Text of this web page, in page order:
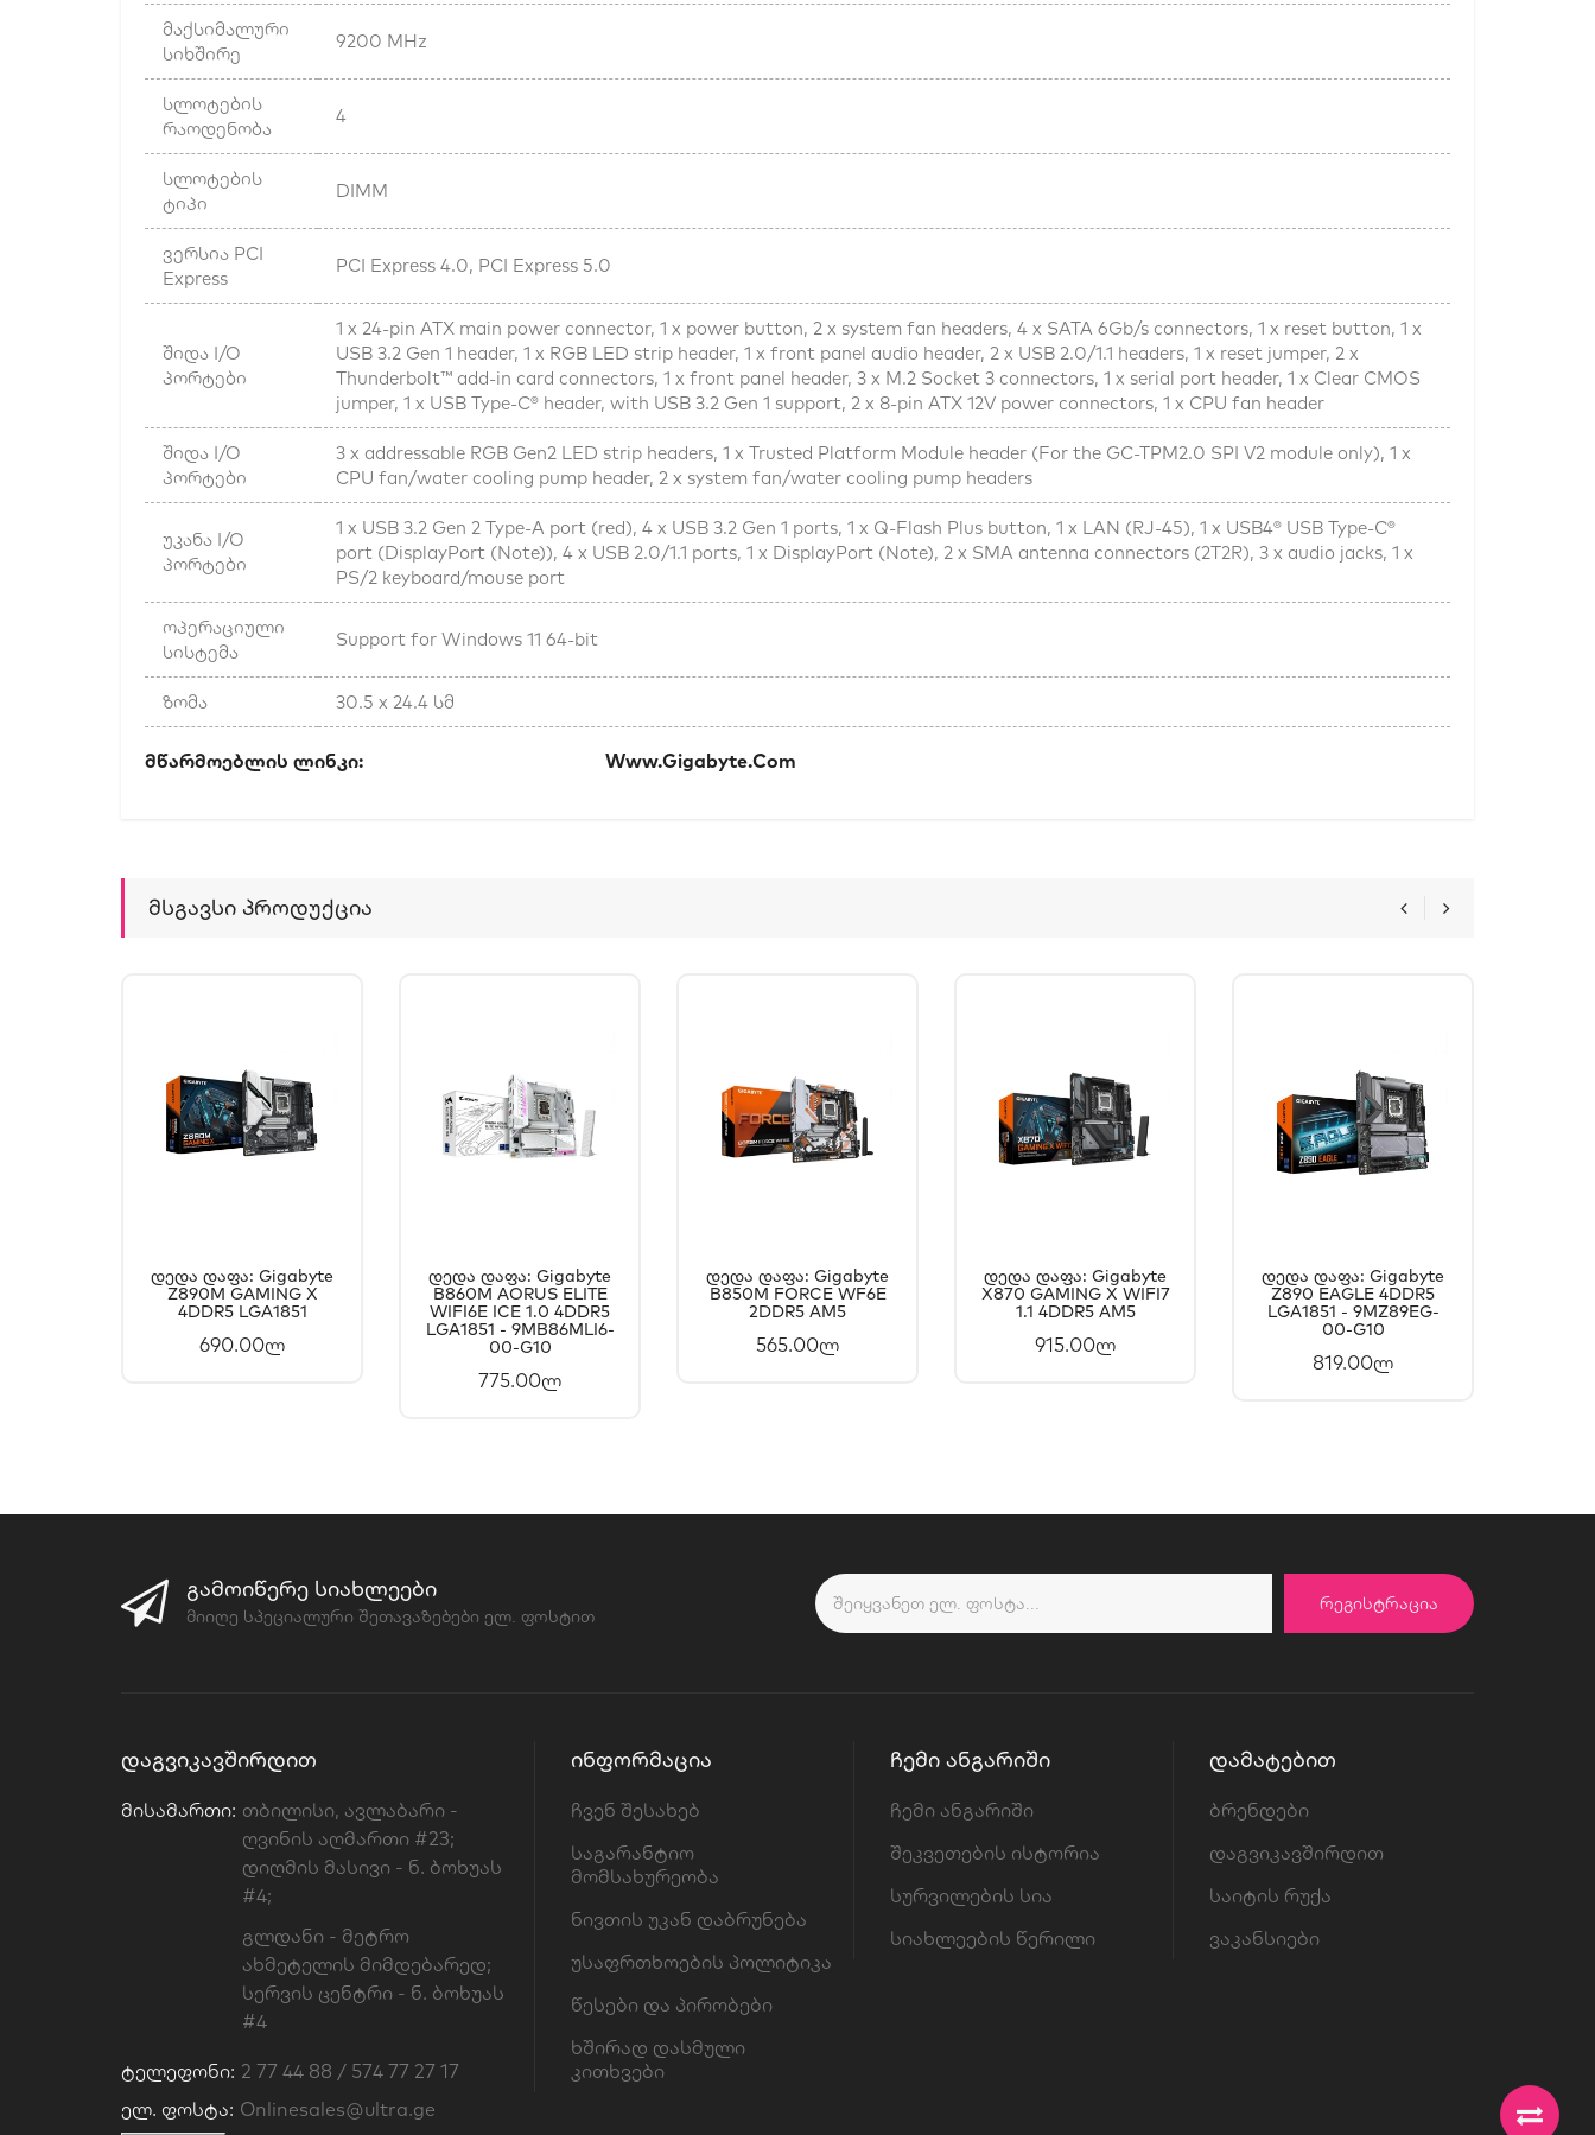
მაქსიმალური
სიხშირე
9200 MHz
სლოტების
რაოდენობა
4
სლოტების
ტიპი
DIMM
ვერსია PCI
Express
PCI Express 4.0, PCI Express 5.0
შიდა I/O
პორტები
1 x 24-pin ATX main power connector, 1 x power button, 2 x system fan headers, 4 x SATA 6Gb/s connectors, 1 x reset button, 1 x
USB 3.2 Gen 1 header, 1 x RGB LED strip header, 1 x front panel audio header, 2 x USB 2.0/1.1 headers, 1 x reset jumper, 2 x
Thunderbolt™ add-in card connectors, 1 x front panel header, 3 x M.2 Socket 3 connectors, 1 x serial port header, 1 x Clear CMOS
jumper, 1 x USB Type-C® header, with USB 3.2 Gen 1 support, 2 x 8-pin ATX 12V power connectors, 1 x CPU fan header
შიდა I/O
პორტები
3 x addressable RGB Gen2 LED strip headers, 1 x Trusted Platform Module header (For the GC-TPM2.0 SPI V2 module only), 1 x
CPU fan/water cooling pump header, 2 x system fan/water cooling pump headers
უკანა I/O
პორტები
1 x USB 3.2 Gen 2 Type-A port (red), 4 x USB 3.2 Gen 1 ports, 1 x Q-Flash Plus button, 1 x LAN (RJ-45), 1 x USB4® USB Type-C®
port (DisplayPort (Note)), 4 x USB 2.0/1.1 ports, 1 x DisplayPort (Note), 2 x SMA antenna connectors (2T2R), 3 x audio jacks, 1 x
PS/2 keyboard/mouse port
ოპერაციული
სისტემა
Support for Windows 11 64-bit
ზომა 30.5 x 24.4 სმ
Მწარმოებლის Ლინკი: Www.gigabyte.com
Მსგავსი Პროდუქცია
ᲙᲐᲚᲐᲗᲐᲨᲘ
ᲓᲐᲛᲐᲢᲔᲑᲐ
Დედა Დაფა: Gigabyte
Z890M GAMING X
4DDR5 LGA1851
690.00ლ
ᲙᲐᲚᲐᲗᲐᲨᲘ
ᲓᲐᲛᲐᲢᲔᲑᲐ
Დედა Დაფა: Gigabyte
B860M AORUS ELITE
WIFI6E ICE 1.0 4DDR5
LGA1851 - 9MB86MLI6-
00-G10
775.00ლ
ᲙᲐᲚᲐᲗᲐᲨᲘ
ᲓᲐᲛᲐᲢᲔᲑᲐ
Დედა Დაფა: Gigabyte
B850M FORCE WF6E
2DDR5 AM5
565.00ლ
ᲙᲐᲚᲐᲗᲐᲨᲘ
ᲓᲐᲛᲐᲢᲔᲑᲐ
Დედა Დაფა: Gigabyte
X870 GAMING X WIFI7
1.1 4DDR5 AM5
915.00ლ
ᲙᲐᲚᲐᲗᲐᲨᲘ
ᲓᲐᲛᲐᲢᲔᲑᲐ
Დედა Დაფა: Gigabyte
Z890 EAGLE 4DDR5
LGA1851 - 9MZ89EG-
00-G10
819.00ლ
ᲒᲐᲛᲝᲘᲬᲔᲠᲔ ᲡᲘᲐᲮᲚᲔᲔᲑᲘ
მიიღე სპეციალური შეთავაზებები ელ. ფოსტით
ᲠᲔᲒᲘᲡᲢᲠᲐᲪᲘᲐ
ᲓᲐᲒᲕᲘᲙᲐᲕᲨᲘᲠᲓᲘᲗ
Მისამართი: თბილისი, ავლაბარი -
ღვინის აღმართი #23;
დიღმის მასივი - ნ. ბოხუას
#4;
გლდანი - მეტრო
ახმეტელის მიმდებარედ;
სერვის ცენტრი - ნ. ბოხუას
#4
Ტელეფონი: 2 77 44 88 / 574 77 27 17
Ელ. Ფოსტა: Onlinesales@ultra.ge
ᲘᲜᲤᲝᲠᲛᲐᲪᲘᲐ
ჩვენ შესახებ
საგარანტიო
მომსახურეობა
ნივთის უკან დაბრუნება
უსაფრთხოების პოლიტიკა
წესები და პირობები
ხშირად დასმული
კითხვები
ᲩᲔᲛᲘ ᲐᲜᲒᲐᲠᲘᲨᲘ
ჩემი ანგარიში
შეკვეთების ისტორია
სურვილების სია
სიახლეების წერილი
ᲓᲐᲛᲐᲢᲔᲑᲘᲗ
ბრენდები
დაგვიკავშირდით
საიტის რუქა
ვაკანსიები